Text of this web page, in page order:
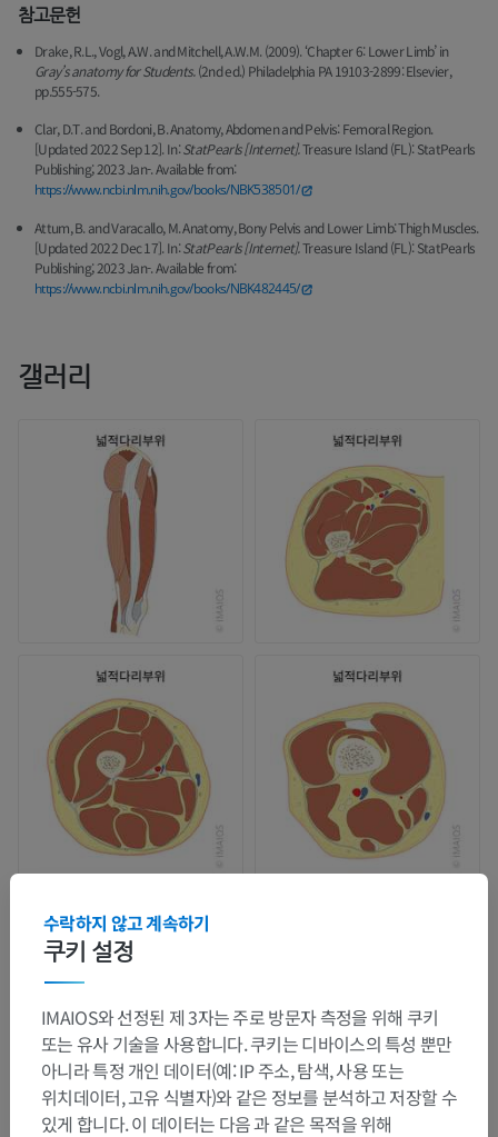
참고문헌
Drake, R.L., Vogl, A.W. and Mitchell, A.W.M. (2009). ‘Chapter 6: Lower Limb’ in
Gray’s anatomy for Students.(2nd ed.) Philadelphia PA 19103-2899: Elsevier,
pp.555-575.
Clar, D.T. and Bordoni, B. Anatomy, Abdomen and Pelvis: Femoral Region.
[Updated 2022 Sep 12]. In:StatPearls [Internet].Treasure Island (FL): StatPearls
Publishing; 2023 Jan-. Available from:
https://www.ncbi.nlm.nih.gov/books/NBK538501/
Attum, B. and Varacallo, M. Anatomy, Bony Pelvis and Lower Limb: Thigh Muscles.
[Updated 2022 Dec 17]. In:StatPearls [Internet].Treasure Island (FL): StatPearls
Publishing; 2023 Jan-. Available from:
https://www.ncbi.nlm.nih.gov/books/NBK482445/
갤러리
쿠키 설정
수락하지 않고 계속하기
IMAIOS와 선정된 제 3자는 주로 방문자 측정을 위해 쿠키
또는 유사 기술을 사용합니다. 쿠키는 디바이스의 특성 뿐만
아니라 특정 개인 데이터(예: IP 주소, 탐색, 사용 또는
위치데이터, 고유 식별자)와 같은 정보를 분석하고 저장할 수
있게 합니다. 이 데이터는 다음 과 같은 목적을 위해